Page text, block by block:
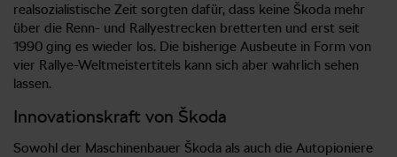
realsozialistische Zeit sorgten dafür, dass keine Škoda mehr
über die Renn- und Rallyestrecken bretterten und erst seit
1990 ging es wieder los. Die bisherige Ausbeute in Form von
vier Rallye-Weltmeistertitels kann sich aber wahrlich sehen
lassen.
Innovationskraft von Škoda
Sowohl der Maschinenbauer Škoda als auch die Autopioniere